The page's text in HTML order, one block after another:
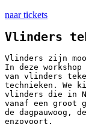
naar tickets
Vlinders
Vlinders zijn
In deze
van vlinders
technieken. We
vlinders die in
vanaf een groot
de
enzovoort.